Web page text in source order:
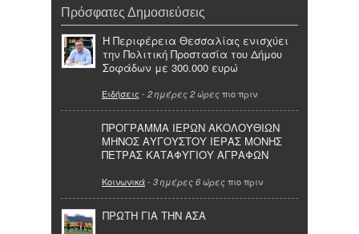
Πρόσφατες Δημοσιεύσεις
Η Περιφέρεια Θεσσαλίας ενισχύει
την Πολιτική Προστασία του Δήμου
Σοφάδων με 300.000 ευρώ
Ειδήσεις - 2 ημέρες 2 ώρες πιο πριν
ΠΡΟΓΡΑΜΜΑ ΙΕΡΩΝ ΑΚΟΛΟΥΘΙΩΝ
ΜΗΝΟΣ ΑΥΓΟΥΣΤΟΥ ΙΕΡΑΣ ΜΟΝΗΣ
ΠΕΤΡΑΣ ΚΑΤΑΦΥΓΙΟΥ ΑΓΡΑΦΩΝ
Κοινωνικά- 3 ημέρες 6 ώρες πιο πριν
ΠΡΩΤΗ ΓΙΑ ΤΗΝ ΑΣΑ